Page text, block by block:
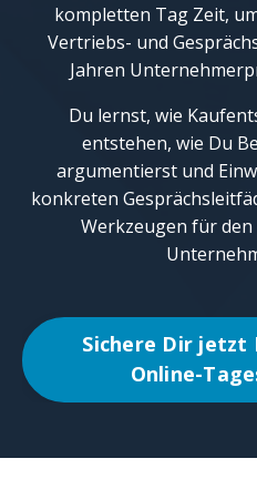
kompletten Tag Zeit,
Vertriebs- und
Jahren
Du lernst, wie
entstehen, wie Du
argumentierst und
konkreten
Werkzeugen für
Sichere Dir jetzt
Online-